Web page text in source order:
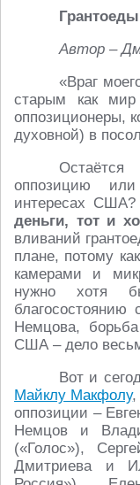
Автор –
«Враг
старым как мир
оппозиционеры,
духовной) в
оппозицию
интересах
деньги, тот и
вливаний
плане, потому
камерами и
нужно хотя
благосостоянию
Немцова,
США – дело
Вот и
Майклу Макфолу,
оппозиции –
Немцов и
(«Голос»),
Дмитриева и